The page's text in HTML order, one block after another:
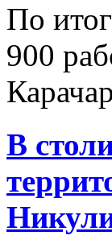
По
900
В